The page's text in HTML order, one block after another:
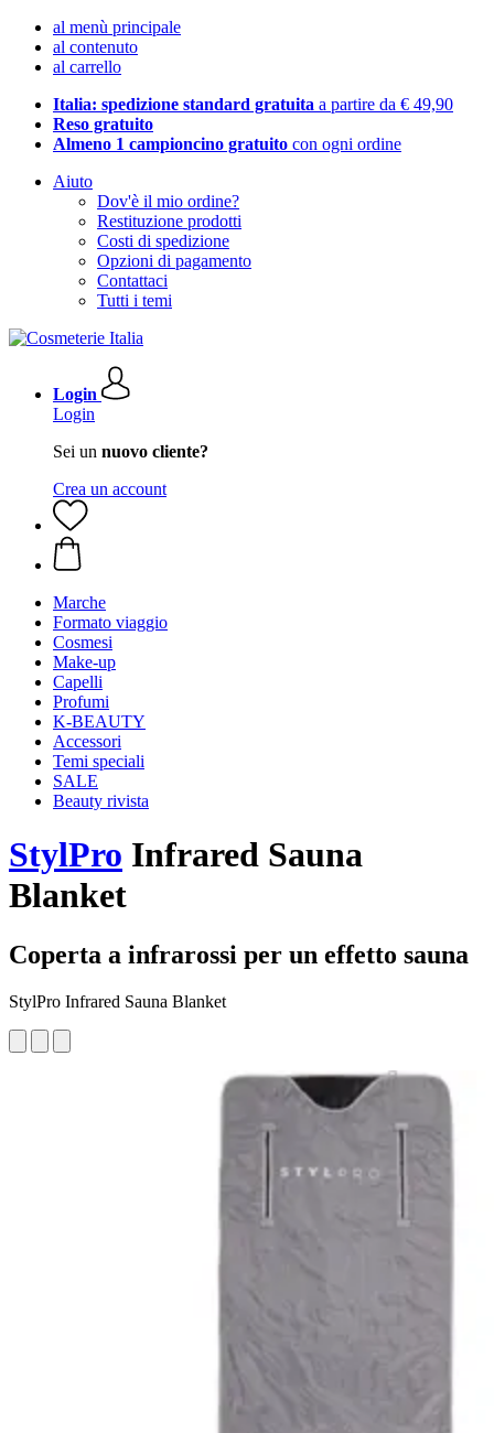
al menù principale
al contenuto
al carrello
Italia: spedizione standard gratuita a partire da € 49,90
Reso gratuito
Almeno 1 campioncino gratuito con ogni ordine
Aiuto
Dov'è il mio ordine?
Restituzione prodotti
Costi di spedizione
Opzioni di pagamento
Contattaci
Tutti i temi
Login
Login
Sei un nuovo cliente?
Crea un account
Marche
Formato viaggio
Cosmesi
Make-up
Capelli
Profumi
K-BEAUTY
Accessori
Temi speciali
SALE
Beauty rivista
StylPro Infrared Sauna
Blanket
Coperta a infrarossi per un effetto sauna
StylPro Infrared Sauna Blanket